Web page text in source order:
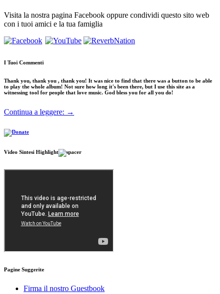
Visita la nostra pagina Facebook oppure condividi questo sito web
con i tuoi amici e la tua famiglia
I Tuoi Commenti
Thank you, thank you , thank you! It was nice to find that there was a button to be able
to play the whole album! Not sure how long it's been there, but I use this site as a
witnessing tool for people that love music. God bless you for all you do!
Continua a leggere: →
Video Sintesi Highlight
Pagine Suggerite
Firma il nostro Guestbook